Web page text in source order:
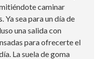
caminar
Ya sea para un día de
una salida con
para ofrecerte el
La suela de goma